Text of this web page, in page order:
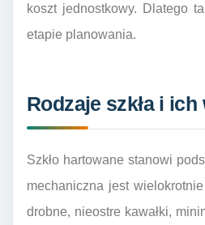
koszt jednostkowy. Dlatego
etapie planowania.
Rodzaje szkła i ich
Szkło hartowane stanowi
mechaniczna jest
drobne, nieostre kawałki,